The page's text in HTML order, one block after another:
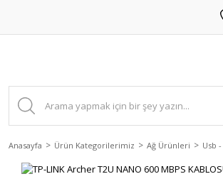
Anasayfa Ürün Kategorilerimiz Ağ Ürünleri Usb